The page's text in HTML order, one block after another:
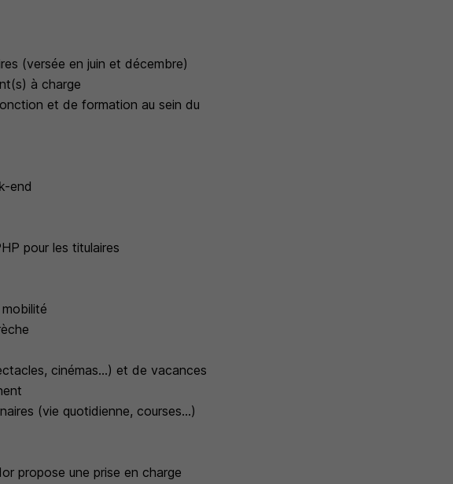
(versée en juin et décembre)
à charge
et de formation au sein du
end
pour les titulaires
cinémas...) et de vacances
(vie quotidienne, courses...)
propose une prise en charge